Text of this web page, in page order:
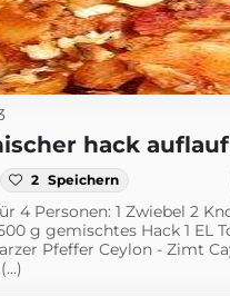
hack
2 Speichern
4 Personen: 1 Zwiebel 2
g gemischtes Hack 1 EL
Pfeffer Ceylon - Zimt